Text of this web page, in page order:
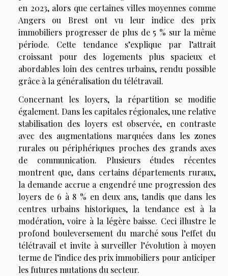
en 2023, alors que certaines villes moyennes comme
Angers ou Brest ont vu leur indice des prix
immobiliers progresser de plus de 5 % sur la même
période. Cette tendance s’explique par l’attrait
croissant pour des logements plus spacieux et
abordables loin des centres urbains, rendu possible
grâce à la généralisation du télétravail.
Concernant les loyers, la répartition se modifie
également. Dans les capitales régionales, une relative
stabilisation des loyers est observée, en contraste
avec des augmentations marquées dans les zones
rurales ou périphériques proches des grands axes
de communication. Plusieurs études récentes
montrent que, dans certains départements ruraux,
la demande accrue a engendré une progression des
loyers de 6 à 8 % en deux ans, tandis que dans les
centres urbains historiques, la tendance est à la
modération, voire à la légère baisse. Ceci illustre le
profond bouleversement du marché sous l’effet du
télétravail et invite à surveiller l’évolution à moyen
terme de l’indice des prix immobiliers pour anticiper
les futures mutations du secteur.